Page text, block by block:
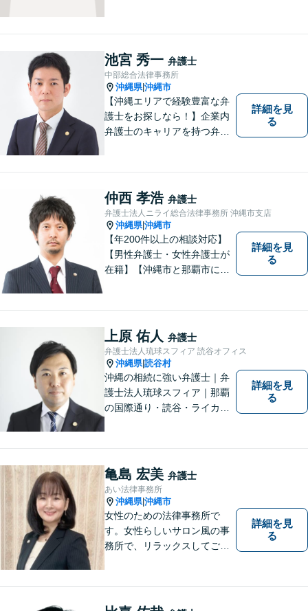
の皆様のお役に立てればと思
っております。お困りごとが
あれば、一度ご相談くださ
い。
池宮 秀一 弁護士
中部総合法律事務所
沖縄県|沖縄市
【沖縄エリアで経験豊富な弁
護士をお探しなら！】企業内
弁護士のキャリアを持つ弁護
種多様なご相談に対応してお
ります。スピード感を持っ
て、かつ丁寧な対応を心がけ
ていますので、ぜひ気兼ねな
くご相談ください。
詳細を見
る
仲西 孝浩 弁護士
弁護士法人ニライ総合法律事務所 沖縄市支店
沖縄県|沖縄市
【年200件以上の相談対応】
【男性弁護士・女性弁護士が
在籍】【沖縄市と那覇市に事
業法務など幅広く対応しま
す。「沖縄ならではの習慣」
を熟知した弁護士が多数在
籍。
詳細を見
る
上原 佑人 弁護士
弁護士法人琉球スフィア 読谷オフィス
沖縄県|読谷村
沖縄の相続に強い弁護士｜弁
護士法人琉球スフィア｜那覇
の国際通り・読谷・ライカム
相続無料相談を実施｜お気軽
にご連絡ください！
詳細を見
る
亀島 宏美 弁護士
あい法律事務所
沖縄県|沖縄市
女性のための法律事務所で
す。女性らしいサロン風の事
務所で、リラックスしてご相
詳細を見
る